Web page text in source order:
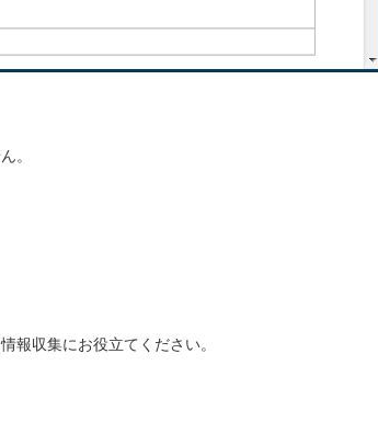
。
報収集にお役立てください。